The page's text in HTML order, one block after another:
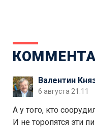
Валентин
6 августа 21:11
А у того, кто
И не торопятся эти